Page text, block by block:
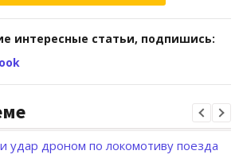
интересные статьи, подпишись: